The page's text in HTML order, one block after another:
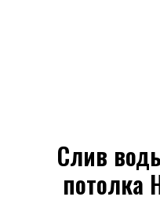
Слив
потолка